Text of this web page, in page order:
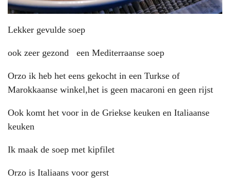
Lekker gevulde soep
ook zeer gezond een Mediterraanse soep
Orzo ik heb het eens gekocht in een Turkse of
Marokkaanse winkel,het is geen macaroni en geen rijst
Ook komt het voor in de Griekse keuken en Italiaanse
keuken
Ik maak de soep met kipfilet
Orzo is Italiaans voor gerst